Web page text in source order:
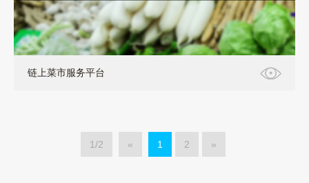
链上菜市服务平台
1/2 « 1 2 »